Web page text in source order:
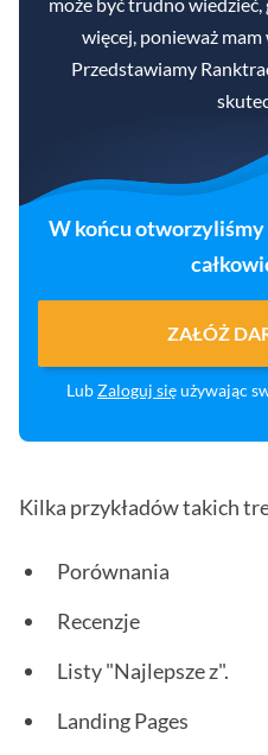
może być trudno wiedzieć,
więcej, ponieważ mam
Przedstawiamy
W końcu
ZAŁÓŻ
LubZaloguj sięużywając
Kilka przykładów takich
Porównania
Recenzje
Listy "Najlepsze z".
Landing Pages